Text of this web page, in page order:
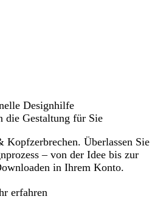
Designhilfe
die Gestaltung für Sie
Überlassen Sie
– von der Idee bis zur
in Ihrem Konto.
erfahren